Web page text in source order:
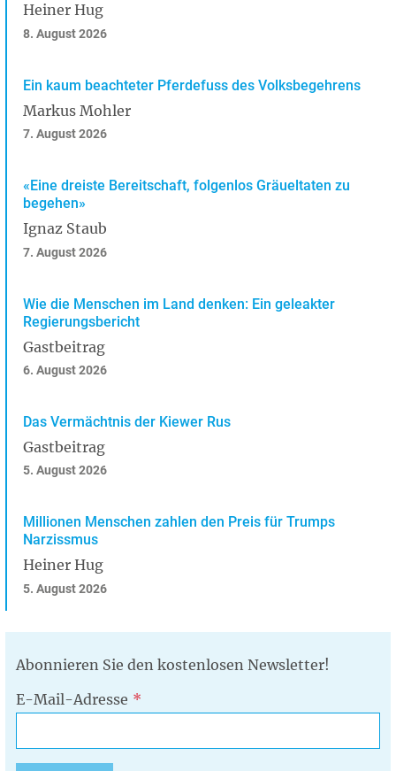
Heiner Hug
8. August 2026
Ein kaum beachteter Pferdefuss des Volksbegehrens
Markus Mohler
7. August 2026
«Eine dreiste Bereitschaft, folgenlos Gräueltaten zu
begehen»
Ignaz Staub
7. August 2026
Wie die Menschen im Land denken: Ein geleakter
Regierungsbericht
Gastbeitrag
6. August 2026
Das Vermächtnis der Kiewer Rus
Gastbeitrag
5. August 2026
Millionen Menschen zahlen den Preis für Trumps
Narzissmus
Heiner Hug
5. August 2026
Abonnieren Sie den kostenlosen Newsletter!
E-Mail-Adresse